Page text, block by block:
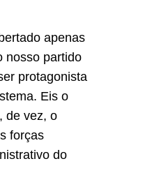
apenas
nosso partido
protagonista
Eis o
de vez, o
forças
do